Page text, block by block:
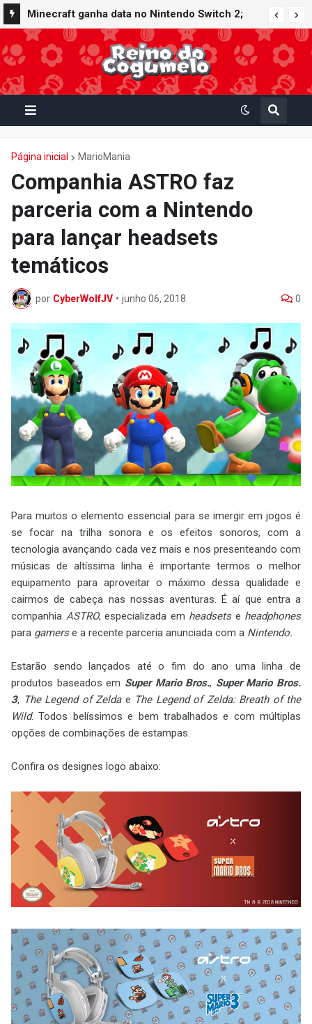
Minecraft ganha data no Nintendo Switch 2;
Super Mario Mash-Up receberá atualização
gráfica exclusiva
Página inicial MarioMania
Companhia ASTRO faz
parceria com a Nintendo
para lançar headsets
temáticos
por CyberWolfJV • junho 06, 2018 0
Para muitos o elemento essencial para se imergir em jogos é
se focar na trilha sonora e os efeitos sonoros, com a
tecnologia avançando cada vez mais e nos presenteando com
músicas de altíssima linha é importante termos o melhor
equipamento para aproveitar o máximo dessa qualidade e
cairmos de cabeça nas nossas aventuras. É aí que entra a
companhia ASTRO, especializada em headsetse headphones
para gamerse a recente parceria anunciada com a Nintendo.
Estarão sendo lançados até o fim do ano uma linha de
produtos baseados em Super Mario Bros., Super Mario Bros.
3, The Legend of Zeldae The Legend of Zelda: Breath of the
Wild. Todos belíssimos e bem trabalhados e com múltiplas
opções de combinações de estampas.
Confira os designes logo abaixo: